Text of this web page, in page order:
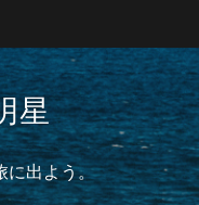
星
に出よう。